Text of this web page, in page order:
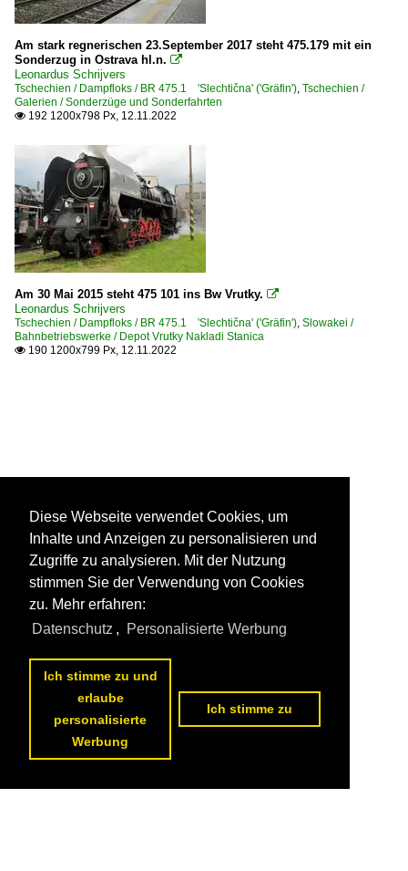
Am stark regnerischen 23.September 2017 steht 475.179 mit ein
Sonderzug in Ostrava hl.n. 
Leonardus Schrijvers
Tschechien / Dampfloks / BR 475.1 'Slechtična' ('Gräfin') Tschechien /
Galerien / Sonderzüge und Sonderfahrten
 192 1200x798 Px, 12.11.2022
Am 30 Mai 2015 steht 475 101 ins Bw Vrutky. 
Leonardus Schrijvers
Tschechien / Dampfloks / BR 475.1 'Slechtična' ('Gräfin') Slowakei /
Bahnbetriebswerke / Depot Vrutky Nakladi Stanica
 190 1200x799 Px, 12.11.2022
Diese Webseite verwendet Cookies, um
Inhalte und Anzeigen zu personalisieren und
Zugriffe zu analysieren. Mit der Nutzung
stimmen Sie der Verwendung von Cookies
zu. Mehr erfahren:
Datenschutz , Personalisierte Werbung
Ich stimme zu und
erlaube
personalisierte
Werbung
Ich stimme zu